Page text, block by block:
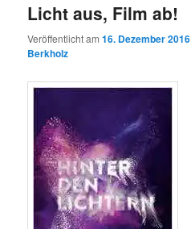
Licht aus, Film ab!
Veröffentlicht am16. Dezember 2016
Berkholz